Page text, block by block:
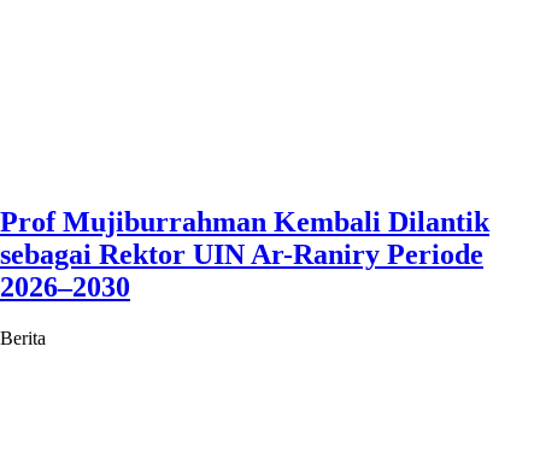
Prof Mujiburrahman Kembali Dilantik
sebagai Rektor UIN Ar-Raniry Periode
2026–2030
Berita